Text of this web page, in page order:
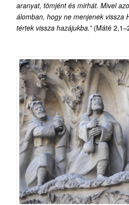
aranyat, tömjént és mirhát. Mivel
álomban, hogy ne menjenek vissza
tértek vissza hazájukba.”(Máté